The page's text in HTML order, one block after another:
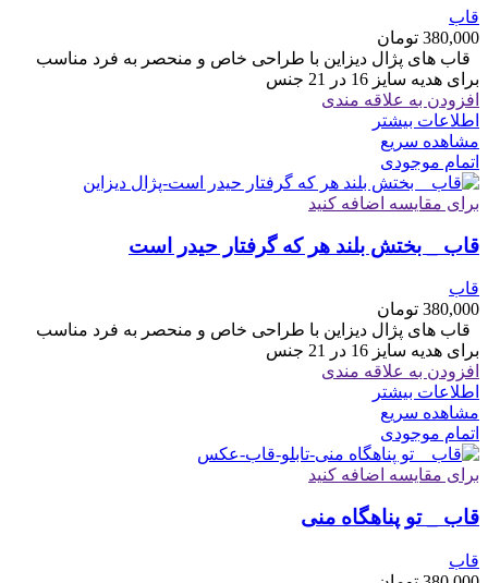
قاب
380,000 تومان
قاب های پژال دیزاین با طراحی خاص و منحصر به فرد مناسب
برای هدیه سایز 16 در 21 جنس
افزودن به علاقه مندی
اطلاعات بیشتر
مشاهده سریع
اتمام موجودی
برای مقایسه اضافه کنید
قاب _ بختش بلند هر که گرفتار حیدر است
قاب
380,000 تومان
قاب های پژال دیزاین با طراحی خاص و منحصر به فرد مناسب
برای هدیه سایز 16 در 21 جنس
افزودن به علاقه مندی
اطلاعات بیشتر
مشاهده سریع
اتمام موجودی
برای مقایسه اضافه کنید
قاب _ تو پناهگاه منی
قاب